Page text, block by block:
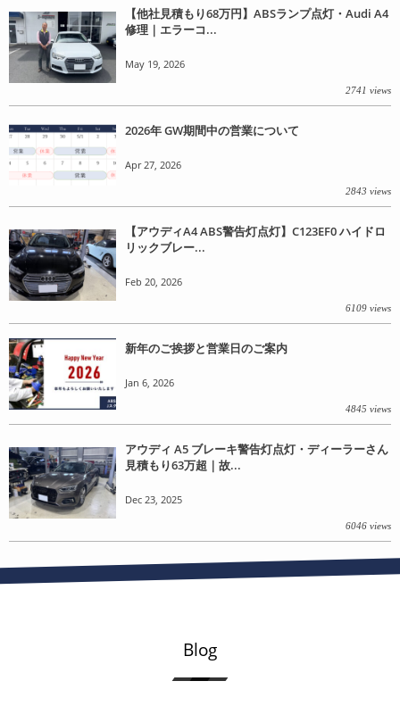
【他社見積もり68万円】ABSランプ点灯・Audi A4
修理｜エラーコ...
May 19, 2026
2741 views
2026年 GW期間中の営業について
Apr 27, 2026
2843 views
【アウディA4 ABS警告灯点灯】C123EF0 ハイドロ
リックブレー...
Feb 20, 2026
6109 views
新年のご挨拶と営業日のご案内
Jan 6, 2026
4845 views
アウディ A5 ブレーキ警告灯点灯・ディーラーさん
見積もり63万超｜故...
Dec 23, 2025
6046 views
Blog